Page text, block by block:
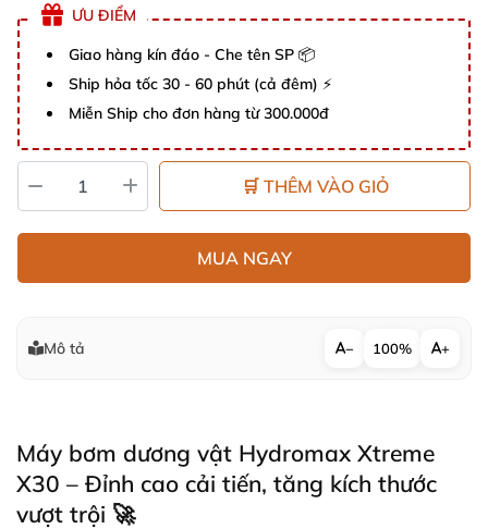
ƯU ĐIỂM
Giao hàng kín đáo - Che tên SP 📦
Ship hỏa tốc 30 - 60 phút (cả đêm) ⚡
Miễn Ship cho đơn hàng từ 300.000đ
🛒 THÊM VÀO GIỎ
MUA NGAY
Mô tả − 100% +
Máy bơm dương vật Hydromax Xtreme
X30 – Đỉnh cao cải tiến, tăng kích thước
vượt trội 🚀